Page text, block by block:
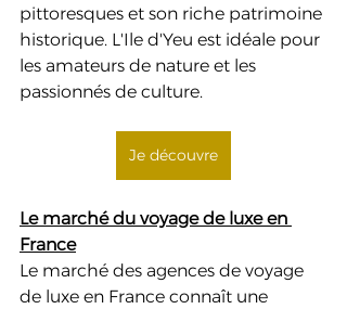
pittoresques et son riche patrimoine
historique. L'Ile d'Yeu est idéale pour
les amateurs de nature et les
passionnés de culture.
Je découvre
Le marché du voyage de luxe en
France
Le marché des agences de voyage
de luxe en France connaît une